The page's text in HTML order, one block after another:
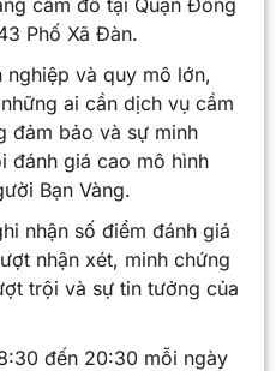
Phố Xã Đàn.
nghiệp và quy mô lớn,
ai cần dịch vụ cầm
đảm bảo và sự minh
đánh giá cao mô hình
Bạn Vàng.
nhận số điểm đánh giá
nhận xét, minh chứng
trội và sự tin tưởng của
đến 20:30 mỗi ngày